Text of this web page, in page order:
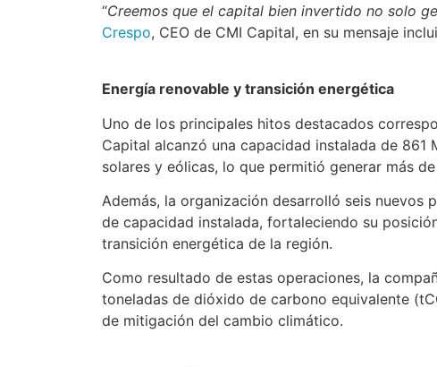
“Creemos que el capital bien invertido no solo
Crespo, CEO de CMI Capital, en su mensaje
Energía renovable y transición energética
Uno de los principales hitos destacados
Capital alcanzó una capacidad instalada de
solares y eólicas, lo que permitió generar más
Además, la organización desarrolló seis
de capacidad instalada, fortaleciendo su
transición energética de la región.
Como resultado de estas operaciones, la
toneladas de dióxido de carbono equivalente
de mitigación del cambio climático.